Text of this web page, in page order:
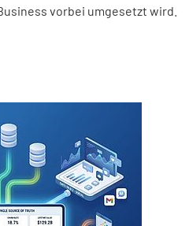
vorbei umgesetzt wird.